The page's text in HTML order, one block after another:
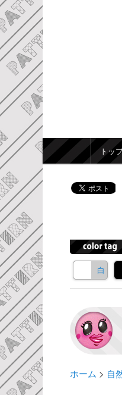
メインメニュー
メ
サ
トッ
白
ホーム > 自